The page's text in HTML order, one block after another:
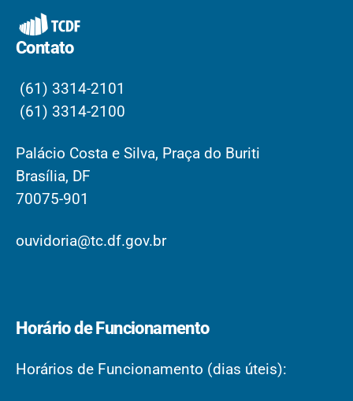
Contato
(61) 3314-2101
(61) 3314-2100
Palácio Costa e Silva, Praça do Buriti
Brasília, DF
70075-901
ouvidoria@tc.df.gov.br
Horário de Funcionamento
Horários de Funcionamento (dias úteis):